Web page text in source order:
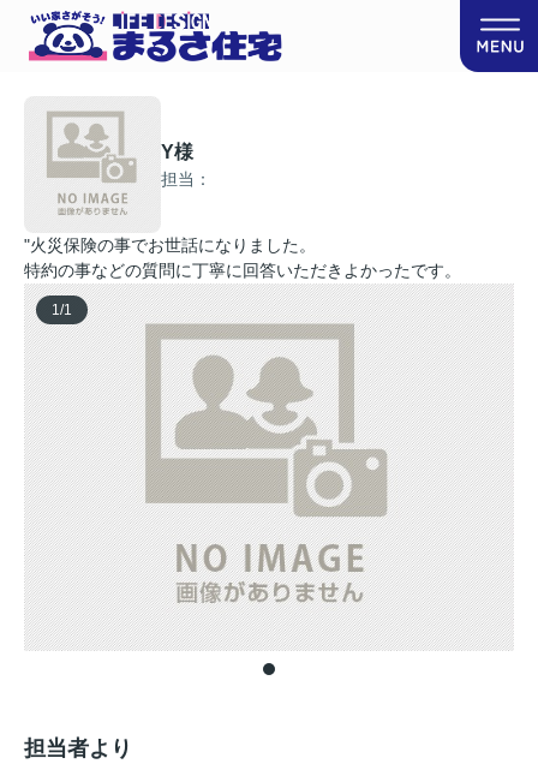
Y様
担当：
"火災保険の事でお世話になりました。
特約の事などの質問に丁寧に回答いただきよかったです。
1/1
担当者より